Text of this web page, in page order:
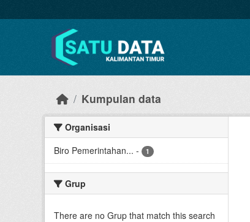
Kumpulan data
Organisasi
Biro Pemerintahan... - 1
Grup
There are no Grup that match this search